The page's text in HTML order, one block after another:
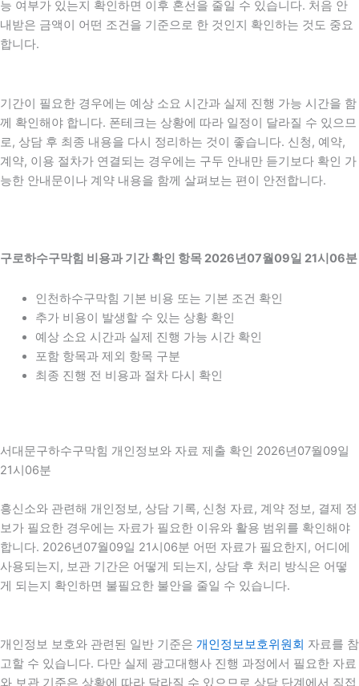
능 여부가 있는지 확인하면 이후 혼선을 줄일 수 있습니다. 처음 안
내받은 금액이 어떤 조건을 기준으로 한 것인지 확인하는 것도 중요
합니다.
기간이 필요한 경우에는 예상 소요 시간과 실제 진행 가능 시간을 함
께 확인해야 합니다. 폰테크는 상황에 따라 일정이 달라질 수 있으므
로, 상담 후 최종 내용을 다시 정리하는 것이 좋습니다. 신청, 예약,
계약, 이용 절차가 연결되는 경우에는 구두 안내만 듣기보다 확인 가
능한 안내문이나 계약 내용을 함께 살펴보는 편이 안전합니다.
구로하수구막힘 비용과 기간 확인 항목 2026년07월09일 21시06분
인천하수구막힘 기본 비용 또는 기본 조건 확인
추가 비용이 발생할 수 있는 상황 확인
예상 소요 시간과 실제 진행 가능 시간 확인
포함 항목과 제외 항목 구분
최종 진행 전 비용과 절차 다시 확인
서대문구하수구막힘 개인정보와 자료 제출 확인 2026년07월09일
21시06분
흥신소와 관련해 개인정보, 상담 기록, 신청 자료, 계약 정보, 결제 정
보가 필요한 경우에는 자료가 필요한 이유와 활용 범위를 확인해야
합니다. 2026년07월09일 21시06분 어떤 자료가 필요한지, 어디에
사용되는지, 보관 기간은 어떻게 되는지, 상담 후 처리 방식은 어떻
게 되는지 확인하면 불필요한 불안을 줄일 수 있습니다.
개인정보 보호와 관련된 일반 기준은 개인정보보호위원회 자료를 참
고할 수 있습니다. 다만 실제 광고대행사 진행 과정에서 필요한 자료
와 보관 기준은 상황에 따라 달라질 수 있으므로 상담 단계에서 직접